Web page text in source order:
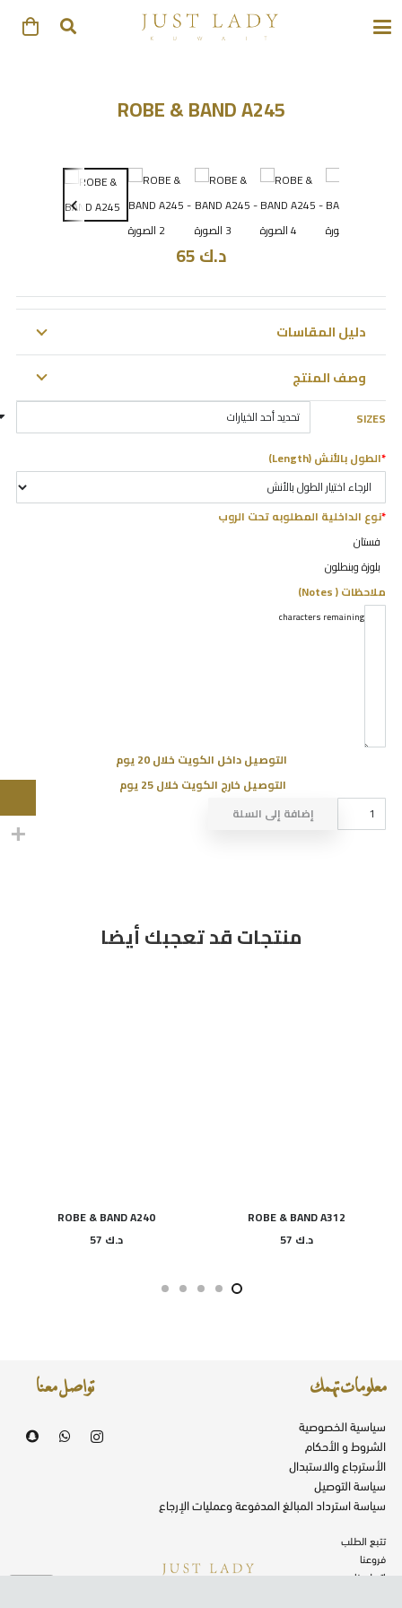
ROBE & BAND A245
د.ك
دليل المقاسات
وصف المنتج
SIZES
*الطول بالأنش (Length)
*نوع الداخلية المطلوبه تحت الروب
فستان
بلوزة وبنطلون
ملاحظات ( Notes)
characters remaining
التوصيل داخل الكويت خلال 20 يوم
التوصيل خارج الكويت خلال 25 يوم
كمية
ROBE
إضافة إلى السلة
منتجات قد تعجبك أيضا
ROBE & BAND A312
د.ك
ROBE & BAND A240
د.ك
معلومات تهمك
سياسية الخصوصية
الشروط و الأحكام
الأسترجاع والاستبدال
سياسة التوصيل
سياسة استرداد المبالغ المدفوعة وعمليات الإرجاع
تواصل معنا
تتبع الطلب
فروعنا
اتصل بنا